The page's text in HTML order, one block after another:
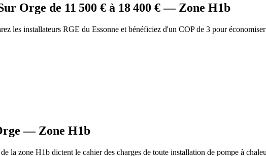
Orge de 11 500 € à 18 400 € — Zone H1b
les installateurs RGE du Essonne et bénéficiez d'un COP de 3 pour
— Zone H1b
la zone H1b dictent le cahier des charges de toute installation de pompe à